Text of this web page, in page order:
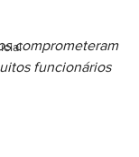
comprometeram
funcionários